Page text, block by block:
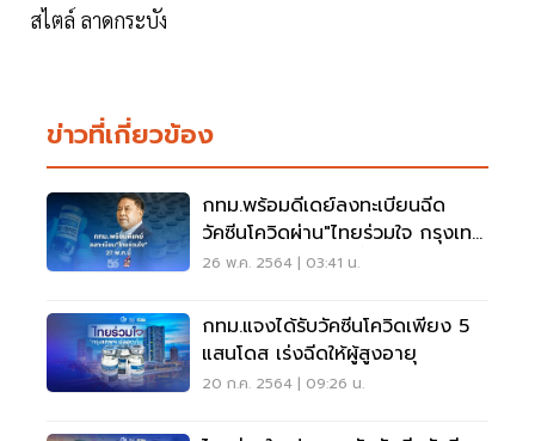
สไตล์ ลาดกระบัง
ข่าวที่เกี่ยวข้อง
กทม.พร้อมดีเดย์ลงทะเบียนฉีด
วัคซีนโควิดผ่าน"ไทยร่วมใจ กรุงเทพ
ปลอดภัย" 27 พ.ค.นี้
26 พ.ค. 2564 | 03:41 น.
กทม.แจงได้รับวัคซีนโควิดเพียง 5
แสนโดส เร่งฉีดให้ผู้สูงอายุ
20 ก.ค. 2564 | 09:26 น.